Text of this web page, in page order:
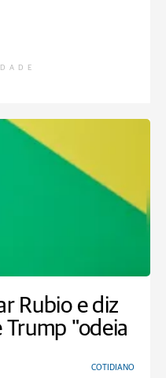
Rubio e diz
"odeia
COTIDIANO